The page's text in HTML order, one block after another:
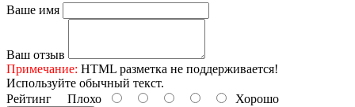
Ваше имя
Ваш отзыв
Примечание: HTML разметка не поддерживается!
Используйте обычный текст.
Рейтинг Плохо Хорошо